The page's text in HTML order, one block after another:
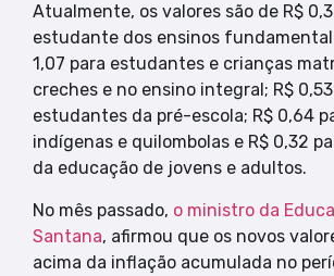
Atualmente, os valores são de R$
estudante dos ensinos fundamental
1,07 para estudantes e crianças
creches e no ensino integral; R$
estudantes da pré-escola; R$ 0,64
indígenas e quilombolas e R$ 0,32
da educação de jovens e adultos.
No mês passado, o ministro da
Santana, afirmou que os novos
acima da inflação acumulada no